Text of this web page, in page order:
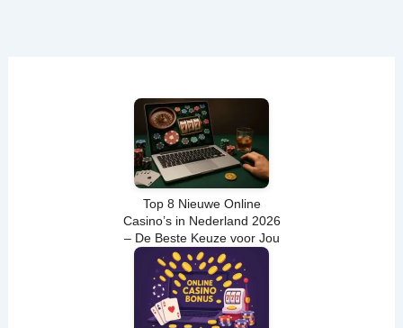
Top 8 Nieuwe Online
Casino’s in Nederland 2026
– De Beste Keuze voor Jou